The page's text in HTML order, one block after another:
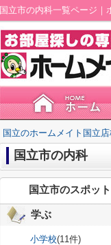
国立市の内科一覧ページ
国立のホームメイト国立
国立市の内科
国立市のスポッ
学ぶ
小学校(11件)